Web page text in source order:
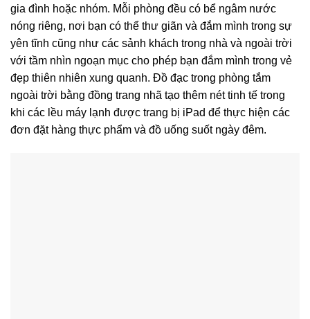
gia đình hoặc nhóm. Mỗi phòng đều có bể ngâm nước
nóng riêng, nơi bạn có thể thư giãn và đắm mình trong sự
yên tĩnh cũng như các sảnh khách trong nhà và ngoài trời
với tầm nhìn ngoạn mục cho phép bạn đắm mình trong vẻ
đẹp thiên nhiên xung quanh. Đồ đạc trong phòng tắm
ngoài trời bằng đồng trang nhã tạo thêm nét tinh tế trong
khi các lều máy lạnh được trang bị iPad để thực hiện các
đơn đặt hàng thực phẩm và đồ uống suốt ngày đêm.